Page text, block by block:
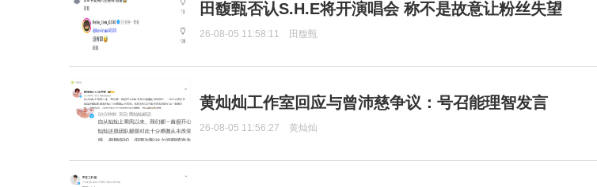
田馥甄否认S.H.E将开演唱会 称不是故意让粉丝失望
26-08-05 11:58:11 田馥甄
黄灿灿工作室回应与曾沛慈争议：号召能理智发言
26-08-05 11:56:27 黄灿灿